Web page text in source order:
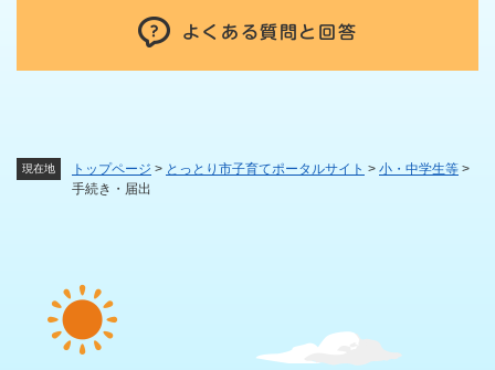
現在地 トップページ > とっとり市子育てポータルサイト > 小・中学生等 >
手続き・届出
よくある質問と回答